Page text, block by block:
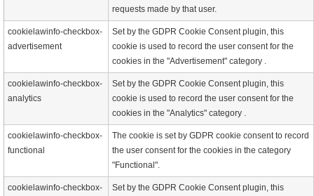
requests made by that user.
cookielawinfo-checkbox-
advertisement
Set by the GDPR Cookie Consent plugin, this
cookie is used to record the user consent for the
cookies in the "Advertisement" category .
cookielawinfo-checkbox-
analytics
Set by the GDPR Cookie Consent plugin, this
cookie is used to record the user consent for the
cookies in the "Analytics" category .
cookielawinfo-checkbox-
functional
The cookie is set by GDPR cookie consent to record
the user consent for the cookies in the category
"Functional".
cookielawinfo-checkbox-
Set by the GDPR Cookie Consent plugin, this